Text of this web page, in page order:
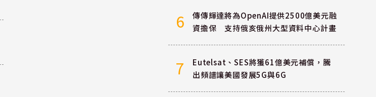
6
傳傳輝達將為OpenAI提供2500億美元融
資擔保 支持俄亥俄州大型資料中心計畫
7
Eutelsat、SES將獲61億美元補償，騰
出頻譜讓美國發展5G與6G